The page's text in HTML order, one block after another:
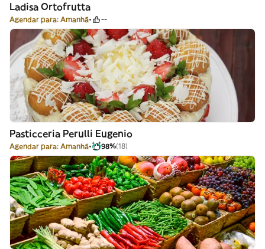
Ladisa Ortofrutta
Agendar para: Amanhã --
Pasticceria Perulli Eugenio
Agendar para: Amanhã 98%(18)